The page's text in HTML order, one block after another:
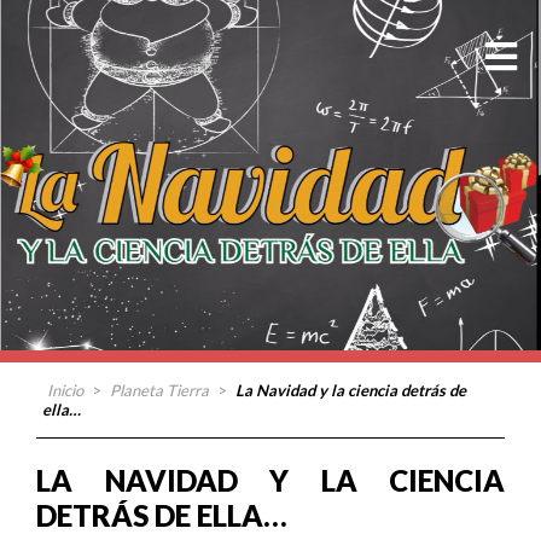
Inicio > Planeta Tierra > La Navidad y la ciencia detrás de
ella…
LA NAVIDAD Y LA CIENCIA
DETRÁS DE ELLA…